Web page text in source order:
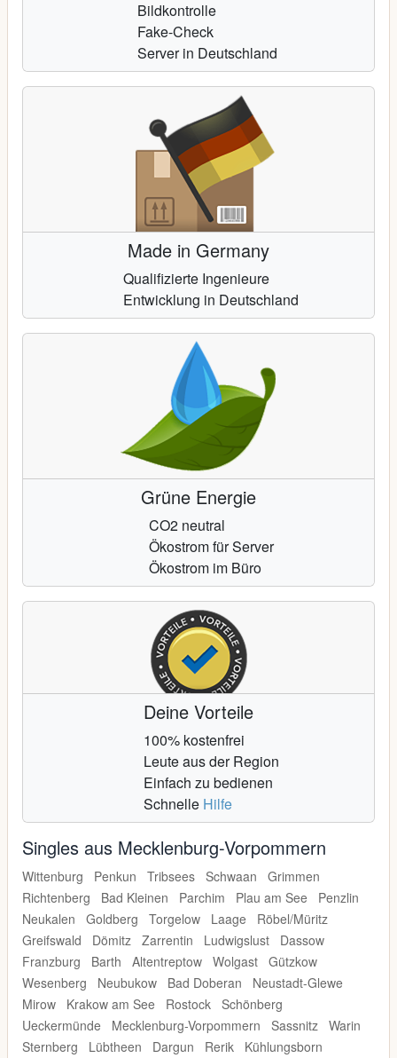
Bildkontrolle
Fake-Check
Server in Deutschland
Made in Germany
Qualifizierte Ingenieure
Entwicklung in Deutschland
Grüne Energie
CO2 neutral
Ökostrom für Server
Ökostrom im Büro
Deine Vorteile
100% kostenfrei
Leute aus der Region
Einfach zu bedienen
Schnelle Hilfe
Singles aus Mecklenburg-Vorpommern
Wittenburg Penkun Tribsees Schwaan
Grimmen
Richtenberg
Bad Kleinen Parchim Plau am See
Penzlin
Neukalen
Goldberg Torgelow Laage
Röbel/Müritz
Greifswald
Dömitz Zarrentin Ludwigslust
Dassow
Franzburg
Barth Altentreptow Wolgast Gützkow
Wesenberg
Neubukow Bad Doberan
Neustadt-Glewe
Mirow
Krakow am See Rostock Schönberg
Ueckermünde
Mecklenburg-Vorpommern Sassnitz Warin
Sternberg
Lübtheen Dargun Rerik
Kühlungsborn